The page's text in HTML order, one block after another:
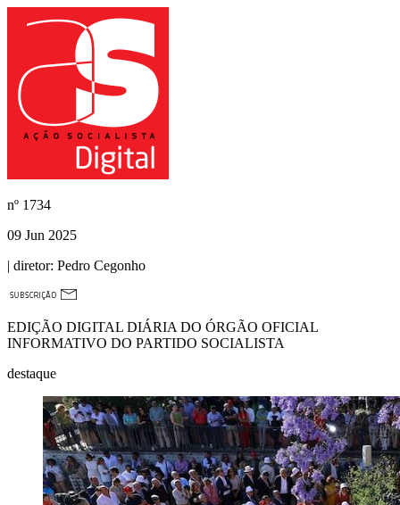
nº 1734
09 Jun 2025
| diretor: Pedro Cegonho
EDIÇÃO DIGITAL DIÁRIA DO ÓRGÃO OFICIAL
INFORMATIVO DO PARTIDO SOCIALISTA
destaque